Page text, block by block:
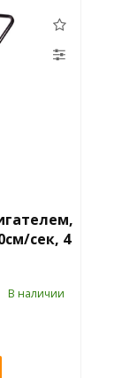
сек, 4
В наличии